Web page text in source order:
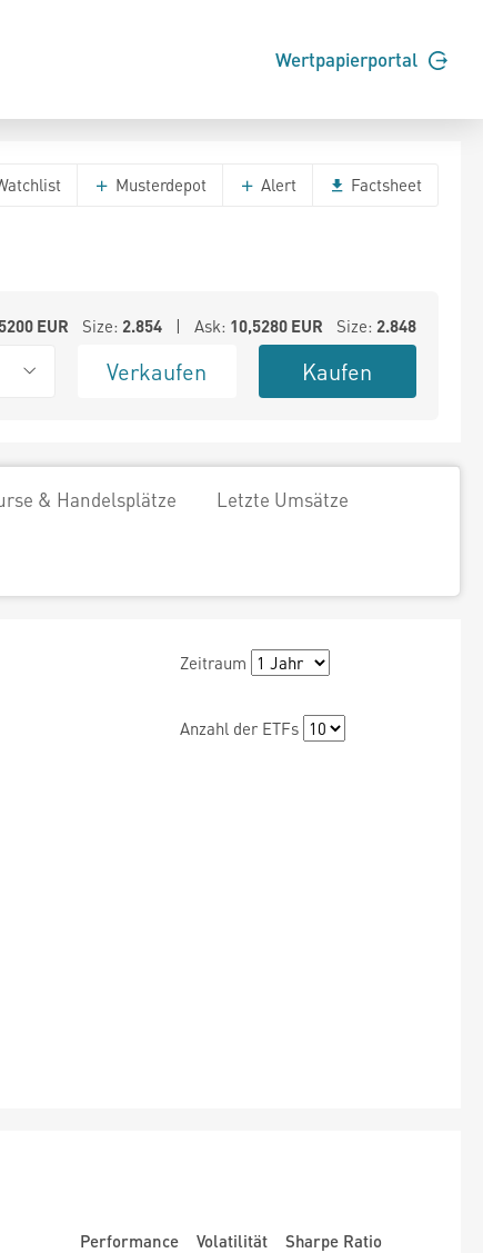
Wertpapierportal
Musterdepot Alert Factsheet
EUR Size: 2.854| Ask: 10,5280EUR Size: 2.848
Verkaufen Kaufen
& Handelsplätze Letzte Umsätze
Zeitraum
Anzahl der ETFs
Performance Volatilität
Sharpe Ratio